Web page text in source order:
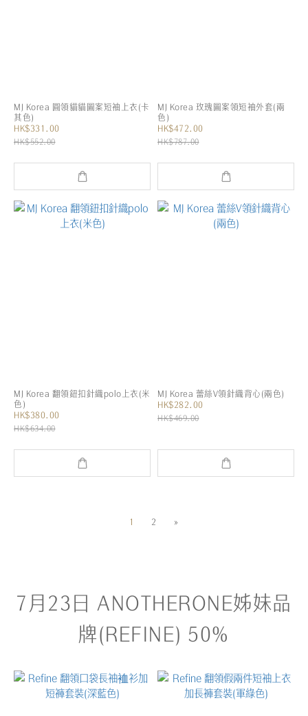
MJ Korea 圓領貓貓圖案短袖上衣(卡
其色)
HK$331.00
HK$552.00
MJ Korea 玫瑰圖案領短袖外套(兩
色)
HK$472.00
HK$787.00
MJ Korea 翻領鈕扣針織polo上衣(米
色)
HK$380.00
HK$634.00
MJ Korea 蕾絲V領針織背心(兩色)
HK$282.00
HK$469.00
1 2 »
7月23日 ANOTHERONE姊妹品
牌(REFINE) 50%